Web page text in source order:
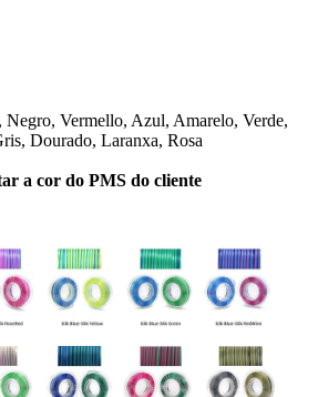
Negro, Vermello, Azul, Amarelo, Verde,
Dourado, Laranxa, Rosa
a cor do PMS do cliente